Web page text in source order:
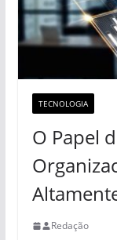
TECNOLOGIA
O Papel
Redação